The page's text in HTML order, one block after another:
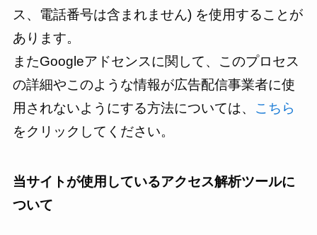
ス、電話番号は含まれません) を使用することが
あります。
またGoogleアドセンスに関して、このプロセス
の詳細やこのような情報が広告配信事業者に使
用されないようにする方法については、 こちら
をクリックしてください。
当サイトが使用しているアクセス解析ツールに
ついて